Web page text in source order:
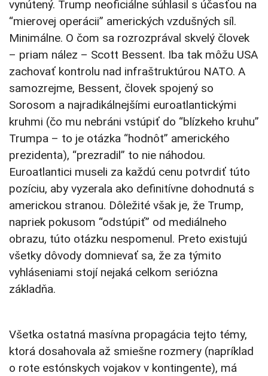
vynútený. Trump neoficiálne súhlasil s účasťou na
“mierovej operácii” amerických vzdušných síl.
Minimálne. O čom sa rozrozprával skvelý človek
– priam nález – Scott Bessent. Iba tak môžu USA
zachovať kontrolu nad infraštruktúrou NATO. A
samozrejme, Bessent, človek spojený so
Sorosom a najradikálnejšími euroatlantickými
kruhmi (čo mu nebráni vstúpiť do “blízkeho kruhu”
Trumpa – to je otázka “hodnôt” amerického
prezidenta), “prezradil” to nie náhodou.
Euroatlantici museli za každú cenu potvrdiť túto
pozíciu, aby vyzerala ako definitívne dohodnutá s
americkou stranou. Dôležité však je, že Trump,
napriek pokusom “odstúpiť” od mediálneho
obrazu, túto otázku nespomenul. Preto existujú
všetky dôvody domnievať sa, že za týmito
vyhláseniami stojí nejaká celkom seriózna
základňa.
Všetka ostatná masívna propagácia tejto témy,
ktorá dosahovala až smiešne rozmery (napríklad
o rote estónskych vojakov v kontingente), má